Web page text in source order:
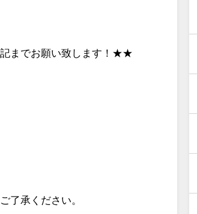
までお願い致します！★★
了承ください。